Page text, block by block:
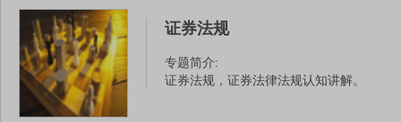
证券法规
专题简介:
证券法规，证券法律法规认知讲解。